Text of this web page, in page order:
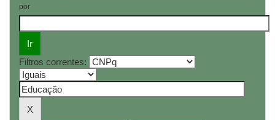
por
Filtros correntes: